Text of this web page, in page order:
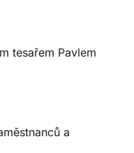
tesařem Pavlem
a